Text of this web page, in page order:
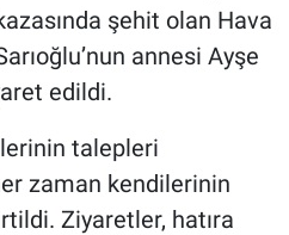
şehit olan Hava
annesi Ayşe
edildi.
talepleri
zaman kendilerinin
Ziyaretler, hatıra